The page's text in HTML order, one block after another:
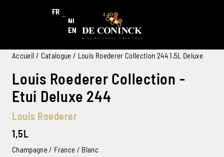
FR
NL
EN
Accueil / Catalogue / Louis Roederer Collection 244 1,5L Deluxe
Louis Roederer Collection -
Etui Deluxe 244
Louis Roederer
1,5L
Champagne / France / Blanc